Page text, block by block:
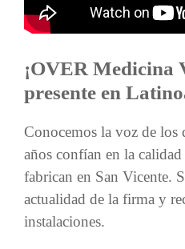
¡OVER Medicina
presente en
Conocemos la voz de los
años confían en la
fabrican en San Vicente.
actualidad de la firma y
instalaciones.